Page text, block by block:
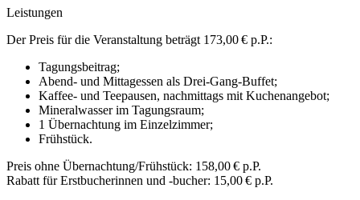
Leistungen
Der Preis für die Veranstaltung beträgt 173,00 € p.P.:
Tagungsbeitrag;
Abend- und Mittagessen als Drei-Gang-Buffet;
Kaffee- und Teepausen, nachmittags mit Kuchenangebot;
Mineralwasser im Tagungsraum;
1 Übernachtung im Einzelzimmer;
Frühstück.
Preis ohne Übernachtung/Frühstück: 158,00 € p.P.
Rabatt für Erstbucherinnen und -bucher: 15,00 € p.P.